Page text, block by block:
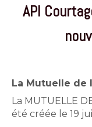
API
La Mutuelle de
La MUTUELLE
été créée le 19